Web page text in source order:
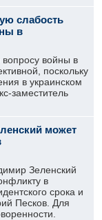
слабость
в
вопросу войны в
поскольку
в украинском
заместитель
может
Зеленский
в
срока и
Песков. Для